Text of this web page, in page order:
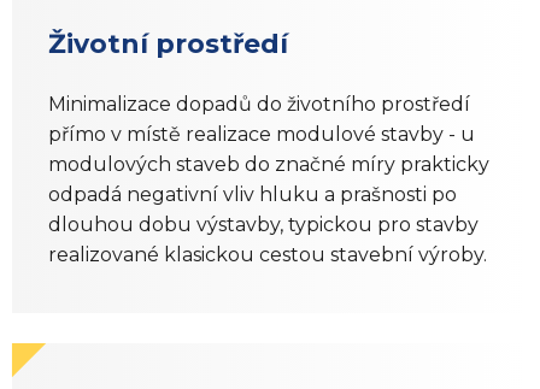
Životní prostředí
Minimalizace dopadů do životního prostředí
přímo v místě realizace modulové stavby - u
modulových staveb do značné míry prakticky
odpadá negativní vliv hluku a prašnosti po
dlouhou dobu výstavby, typickou pro stavby
realizované klasickou cestou stavební výroby.